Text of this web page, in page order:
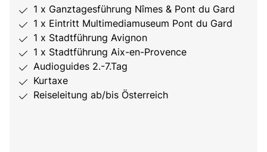
1 x Ganztagesführung Nîmes & Pont du Gard
1 x Eintritt Multimediamuseum Pont du Gard
1 x Stadtführung Avignon
1 x Stadtführung Aix-en-Provence
Audioguides 2.-7.Tag
Kurtaxe
Reiseleitung ab/bis Österreich